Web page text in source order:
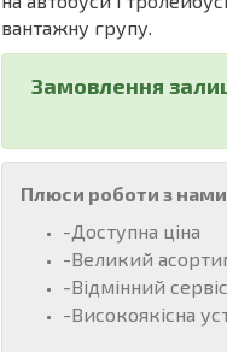
вантажну групу.
Замовлення
Плюси роботи з
-Доступна ціна
-Великий
-Відмінний
-Високоякісна